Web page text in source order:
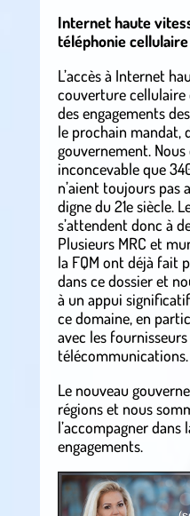
Internet haute
téléphonie cellulaire
L’accès à Internet
couverture
des engagements
le prochain mandat,
gouvernement.
inconcevable que
n’aient toujours pas
digne du 21e siècle.
s’attendent donc à
Plusieurs MRC et
la FQM ont déjà fait
dans ce dossier et
à un appui
ce domaine, en
avec les
télécommunications.
Le nouveau
régions et nous
l’accompagner dans
engagements.